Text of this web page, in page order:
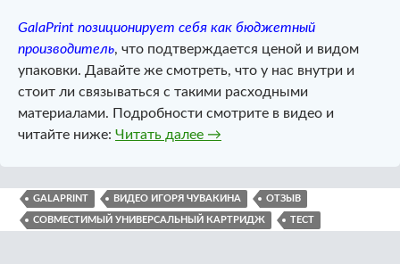
GalaPrint позиционирует себя как бюджетный
производитель, что подтверждается ценой и видом
упаковки. Давайте же смотреть, что у нас внутри и
стоит ли связываться с такими расходными
материалами. Подробности смотрите в видео и
читайте ниже: Читать далее Тест. Универсальный
→
GALAPRINT ВИДЕО ИГОРЯ ЧУВАКИНА ОТЗЫВ
СОВМЕСТИМЫЙ УНИВЕРСАЛЬНЫЙ КАРТРИДЖ ТЕСТ